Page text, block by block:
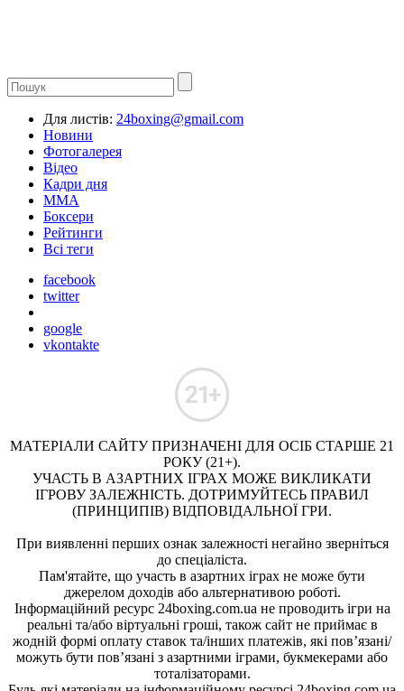
Для листів: 24boxing@gmail.com
Новини
Фотогалерея
Відео
Кадри дня
ММА
Боксери
Рейтинги
Всі теги
facebook
twitter
google
vkontakte
МАТЕРІАЛИ САЙТУ ПРИЗНАЧЕНІ ДЛЯ ОСІБ СТАРШЕ 21
РОКУ (21+).
УЧАСТЬ В АЗАРТНИХ ІГРАХ МОЖЕ ВИКЛИКАТИ
ІГРОВУ ЗАЛЕЖНІСТЬ. ДОТРИМУЙТЕСЬ ПРАВИЛ
(ПРИНЦИПІВ) ВІДПОВІДАЛЬНОЇ ГРИ.
При виявленні перших ознак залежності негайно зверніться
до спеціаліста.
Пам'ятайте, що участь в азартних іграх не може бути
джерелом доходів або альтернативою роботі.
Інформаційний ресурс 24boxing.com.ua не проводить ігри на
реальні та/або віртуальні гроші, також сайт не приймає в
жодній формі оплату ставок та/інших платежів, які пов’язані/
можуть бути пов’язані з азартними іграми, букмекерами або
тоталізаторами.